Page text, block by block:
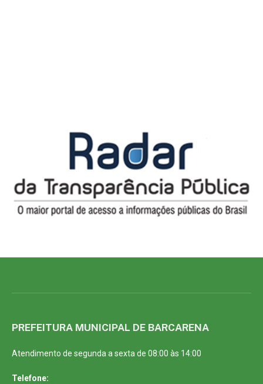
PREFEITURA MUNICIPAL DE BARCARENA
Atendimento de segunda a sexta de 08:00 às 14:00
Telefone: